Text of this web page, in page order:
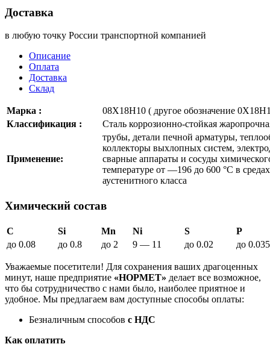
Доставка
в любую точку России транспортной компанией
Описание
Оплата
Доставка
Склад
Марка :
08Х18Н10 ( другое обозначение
Классификация :
Сталь коррозионно-стойкая
Применение:
трубы, детали печной арматуры,
коллекторы выхлопных систем,
сварные аппараты и сосуды
температуре от —196 до 600 °С в
аустенитного класса
Химический состав
C Si Mn Ni S
P
до 0.08
до 0.8 до 2 9 — 11 до 0.02 до 0.035
Уважаемые посетители! Для сохранения ваших драгоценных
минут, наше предприятие «НОРМЕТ» делает все возможное,
что бы сотрудничество с нами было, наиболее приятное и
удобное. Мы предлагаем вам доступные способы оплаты:
Безналичным способов с НДС
Как оплатить